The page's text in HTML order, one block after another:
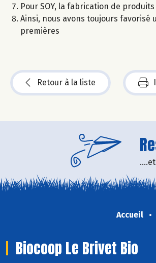
Pour SOY, la fabrication de
Ainsi, nous avons toujours favorisé
premières
Retour à la liste
Accueil
Biocoop Le Brivet Bio